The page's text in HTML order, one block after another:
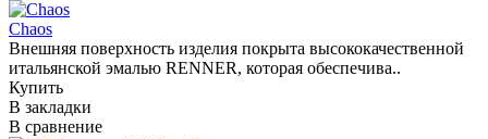
Chaos
Внешняя поверхность изделия покрыта высококачественной
итальянской эмалью RENNER, которая обеспечива..
Купить
В закладки
В сравнение